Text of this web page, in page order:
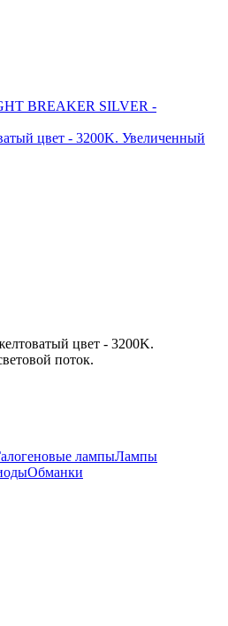
BREAKER SILVER -
цвет - 3200K. Увеличенный
цвет - 3200K.
поток.
лампыЛампы
Обманки